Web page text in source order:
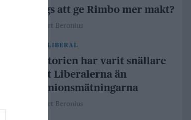
Dags att ge Rimbo mer makt?
Robert Beronius
LIBERAL
Historien har varit snällare
mot Liberalerna än
opinionsmätningarna
Robert Beronius